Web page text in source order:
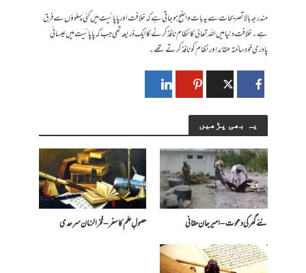
مندرجہ بالا تصریحات سے یہ بات واضح ہو جاتی ہے کہ خلافت اور پاپائیت میں کئی پہلوؤں سے فرق
ہے۔ خلافت دنیا میں اللہ تعالیٰ کا نظام نافذ کرنے کا ایک ذریعہ تھی جب کہ پاپائیت میں عیسائی
پادری خودساختہ عقائد اور نظام کو نافذ کرتے تھے۔
یہ بھی پڑھیں
نئے گھر کی دعوت – امیرجان حقانی حصولِ علم کا سفر – فخرالزمان سرحدی